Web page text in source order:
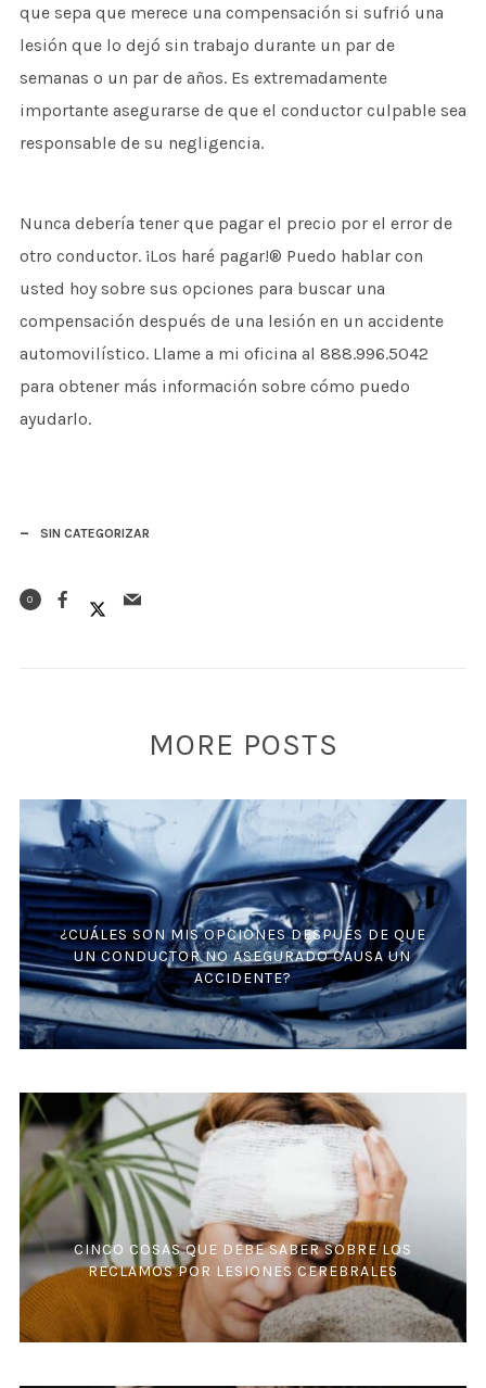
que sepa que merece una compensación si sufrió una
lesión que lo dejó sin trabajo durante un par de
semanas o un par de años. Es extremadamente
importante asegurarse de que el conductor culpable sea
responsable de su negligencia.
Nunca debería tener que pagar el precio por el error de
otro conductor. ¡Los haré pagar!® Puedo hablar con
usted hoy sobre sus opciones para buscar una
compensación después de una lesión en un accidente
automovilístico. Llame a mi oficina al 888.996.5042
para obtener más información sobre cómo puedo
ayudarlo.
SIN CATEGORIZAR
0
MORE POSTS
¿CUÁLES SON MIS OPCIONES DESPUÉS DE QUE
UN CONDUCTOR NO ASEGURADO CAUSA UN
ACCIDENTE?
CINCO COSAS QUE DEBE SABER SOBRE LOS
RECLAMOS POR LESIONES CEREBRALES